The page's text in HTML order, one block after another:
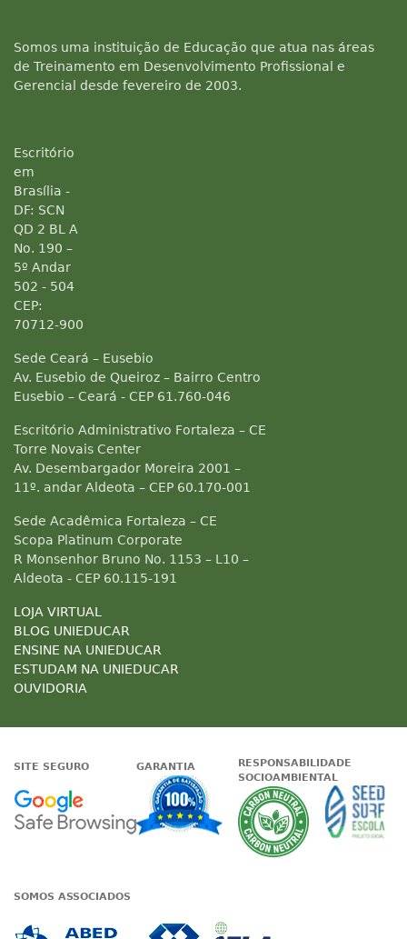
Somos uma instituição de Educação que atua nas áreas
de Treinamento em Desenvolvimento Profissional e
Gerencial desde fevereiro de 2003.
Escritório
em
Brasília -
DF: SCN
QD 2 BL A
No. 190 –
5º Andar
502 - 504
CEP:
70712-900
Sede Ceará – Eusebio
Av. Eusebio de Queiroz – Bairro Centro
Eusebio – Ceará - CEP 61.760-046
Escritório Administrativo Fortaleza – CE
Torre Novais Center
Av. Desembargador Moreira 2001 –
11º. andar Aldeota – CEP 60.170-001
Sede Acadêmica Fortaleza – CE
Scopa Platinum Corporate
R Monsenhor Bruno No. 1153 – L10 –
Aldeota - CEP 60.115-191
LOJA VIRTUAL
BLOG UNIEDUCAR
ENSINE NA UNIEDUCAR
ESTUDAM NA UNIEDUCAR
OUVIDORIA
SITE SEGURO
Google - Status do site no
GARANTIA
Garantia de
RESPONSABILIDADE
SOCIOAMBIENTAL
A
SOMOS ASSOCIADOS